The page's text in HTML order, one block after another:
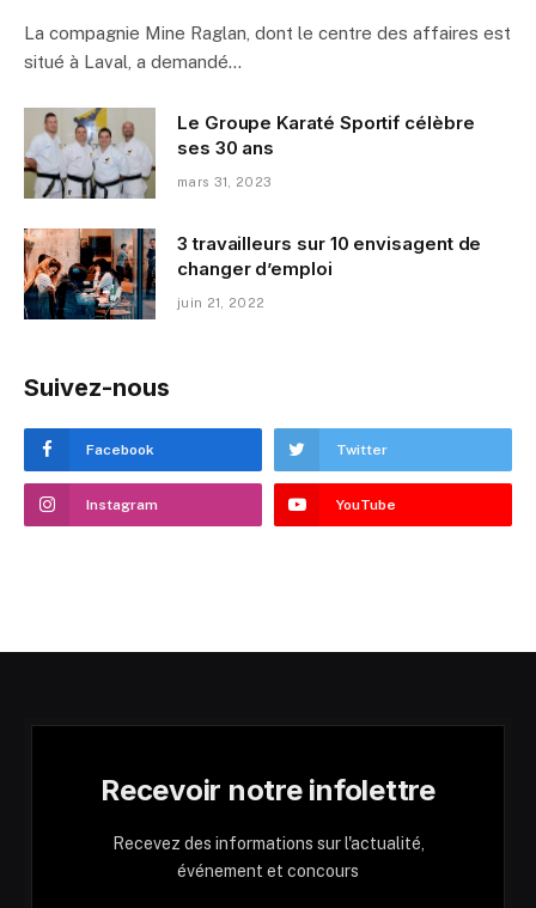
La compagnie Mine Raglan, dont le centre des affaires est
situé à Laval, a demandé…
Le Groupe Karaté Sportif célèbre
ses 30 ans
mars 31, 2023
3 travailleurs sur 10 envisagent de
changer d’emploi
juin 21, 2022
Suivez-nous
Facebook Twitter
Instagram YouTube
Recevoir notre infolettre
Recevez des informations sur l'actualité,
événement et concours